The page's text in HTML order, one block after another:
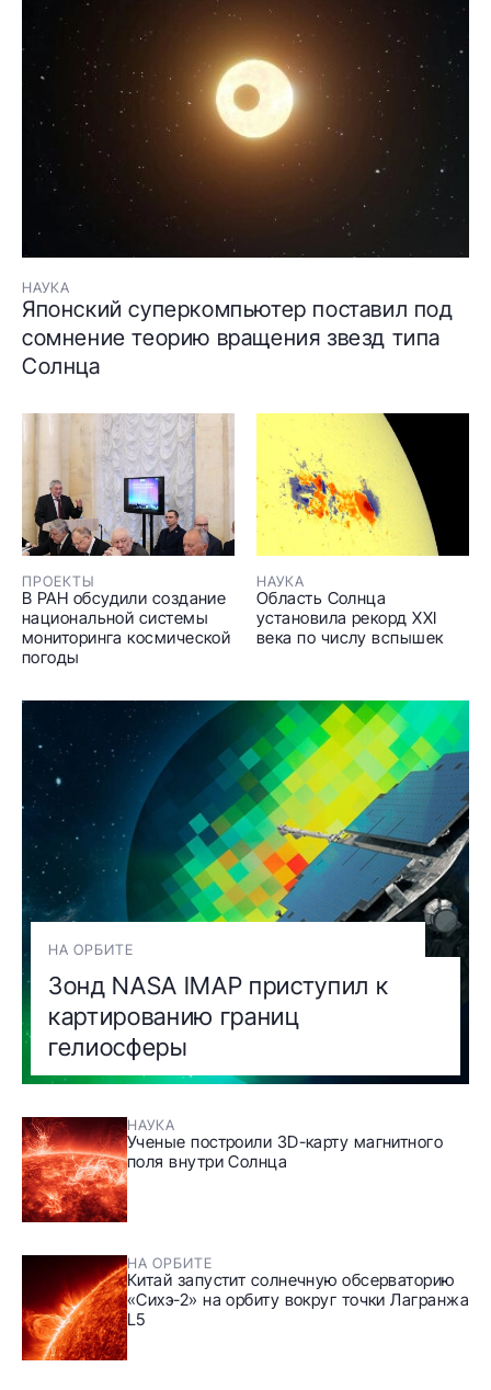
НАУКА
Японский суперкомпьютер поставил под
сомнение теорию вращения звезд типа
Солнца
ПРОЕКТЫ
В РАН обсудили создание
национальной системы
мониторинга космической
погоды
НАУКА
Область Солнца
установила рекорд XXI
века по числу вспышек
НА ОРБИТЕ
Зонд NASA IMAP приступил к
картированию границ
гелиосферы
НАУКА
Ученые построили 3D-карту магнитного
поля внутри Солнца
НА ОРБИТЕ
Китай запустит солнечную обсерваторию
«Сихэ-2» на орбиту вокруг точки Лагранжа
L5